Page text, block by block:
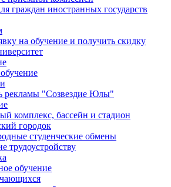
граждан иностранных государств
на обучение и получить скидку
рекламы "Созвездие Юлы"
комплекс, бассейн и стадион
городок
студенческие обмены
трудоустройству
обучение